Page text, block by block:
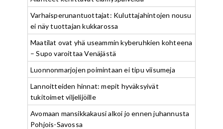
Varhaisperunantuottajat: Kuluttajahintojen nousu
ei näy tuottajan kukkarossa
Maatilat ovat yhä useammin kyberuhkien kohteena
– Supo varoittaa Venäjästä
Luonnonmarjojen poimintaan ei tipu viisumeja
Lannoitteiden hinnat: mepit hyväksyivät
tukitoimet viljelijöille
Avomaan mansikkakausi alkoi jo ennen juhannusta
Pohjois-Savossa